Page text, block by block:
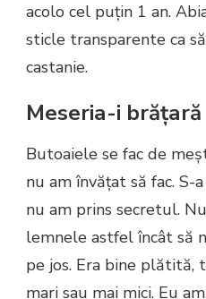
acolo cel puțin 1 an.
sticle transparente ca
castanie.
Meseria-i
Butoaiele se fac de
nu am învățat să fac.
nu am prins secretul.
lemnele astfel încât să
pe jos. Era bine plătită,
mari sau mai mici. Eu